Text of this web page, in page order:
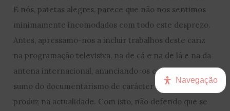
E nós, patetas alegres, parece que não nos sentimos
minimamente incomodados com todo este desprezo.
Antes, apressamo-nos a incluir trabalhos deste cariz
na programação televisiva, na de cá e na de lá e na da
antena internacional, anunciando-os como o supra-
sumo do documentarismo de carácter histórico que se
produz na actualidade. Com isto, não defendo que se
Navegação